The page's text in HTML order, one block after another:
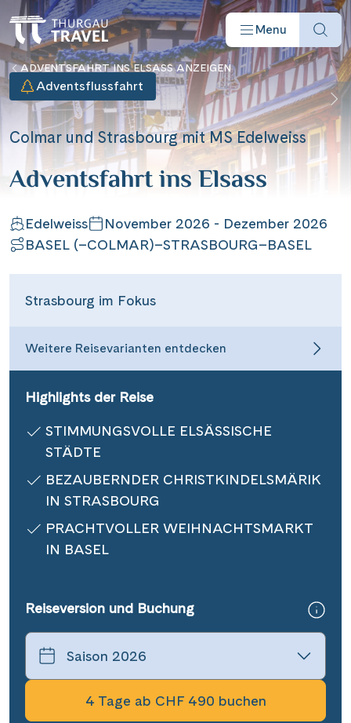
Menu
Reisearten
Reiseziele
Angebote
Informationen
Kontakt
Reisekalender
Reisegutscheine
Newsletter
Hotline 0800 626 550
ADVENTSFAHRT INS ELSASS ANZEIGEN
Adventsflussfahrt
Colmar und Strasbourg mit MS Edelweiss
Adventsfahrt ins Elsass
Edelweiss
November 2026 - Dezember 2026
BASEL (–COLMAR)–STRASBOURG–BASEL
Strasbourg im Fokus
Weitere Reisevarianten entdecken
Highlights der Reise
STIMMUNGSVOLLE ELSÄSSISCHE
STÄDTE
BEZAUBERNDER CHRISTKINDELSMÄRIK
IN STRASBOURG
PRACHTVOLLER WEIHNACHTSMARKT
IN BASEL
Reiseversion und Buchung
4 Tage ab CHF 490 buchen